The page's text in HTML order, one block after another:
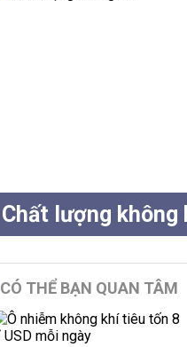
Chất lượng không
CÓ THỂ BẠN QUAN TÂM